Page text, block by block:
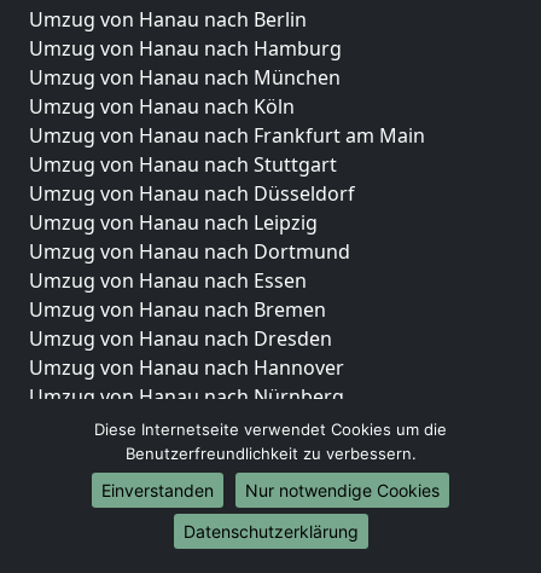
Umzug von Hanau nach Berlin
Umzug von Hanau nach Hamburg
Umzug von Hanau nach München
Umzug von Hanau nach Köln
Umzug von Hanau nach Frankfurt am Main
Umzug von Hanau nach Stuttgart
Umzug von Hanau nach Düsseldorf
Umzug von Hanau nach Leipzig
Umzug von Hanau nach Dortmund
Umzug von Hanau nach Essen
Umzug von Hanau nach Bremen
Umzug von Hanau nach Dresden
Umzug von Hanau nach Hannover
Umzug von Hanau nach Nürnberg
Umzug von Hanau nach Duisburg
Umzug von Hanau nach Bochum
Umzug von Hanau nach Wuppertal
Umzug von Hanau nach Bielefeld
Umzug von Hanau nach Bonn
Diese Internetseite verwendet Cookies um die
Benutzerfreundlichkeit zu verbessern.
Einverstanden
Nur notwendige Cookies
Datenschutzerklärung